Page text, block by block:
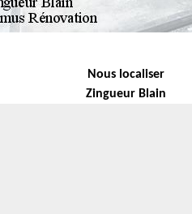
Nous localiser
Zingueur Blain